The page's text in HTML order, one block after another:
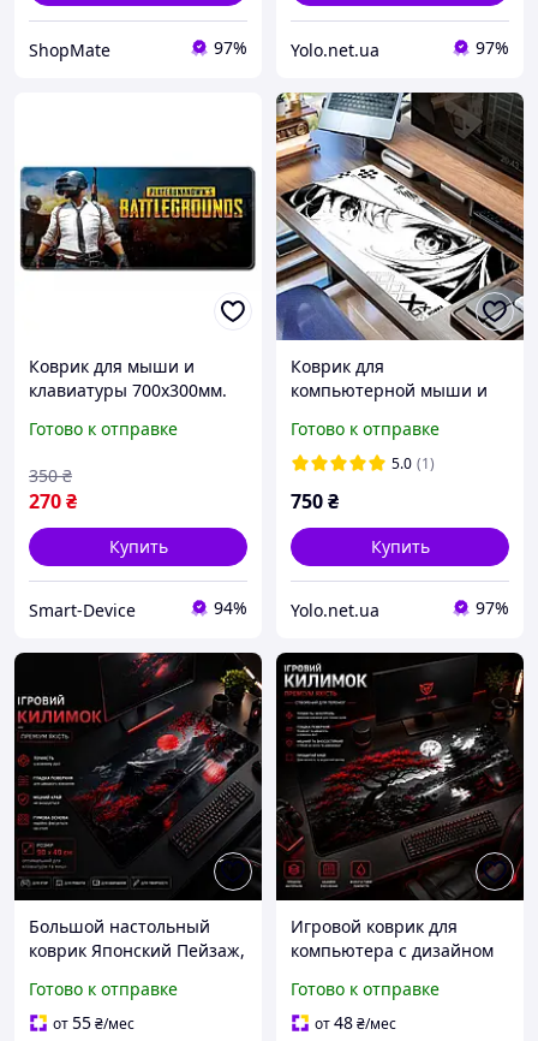
ShopMate 97% Yolo.net.ua 97%
Коврик для мыши и
клавиатуры 700х300мм.
Большой коврик для
Готово к отправке
270₴
350 ₴
Купить
Smart-Device 94%
Коврик для
компьютерной мыши и
YOLO XL16 игровая
поверхность на стол с
Готово к отправке
5.0 (1)
750₴
Купить
Yolo.net.ua 97%
Большой настольный
коврик Японский Пейзаж,
мыши и клавиатуры,
антискользящий для ПК
Готово к отправке
от55₴/мес
Игровой коврик для
компьютера с дизайном
мыши и клавиатуры
Готово к отправке
от48₴/мес